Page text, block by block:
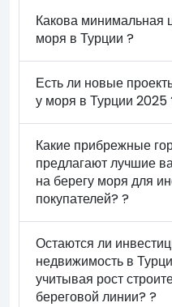
Какова минимальная
моря в Турции ?
Есть ли новые
у моря в Турции 2025
Какие прибрежные
предлагают лучшие
на берегу моря для
покупателей? ?
Остаются ли
недвижимость в
учитывая рост
береговой линии? ?